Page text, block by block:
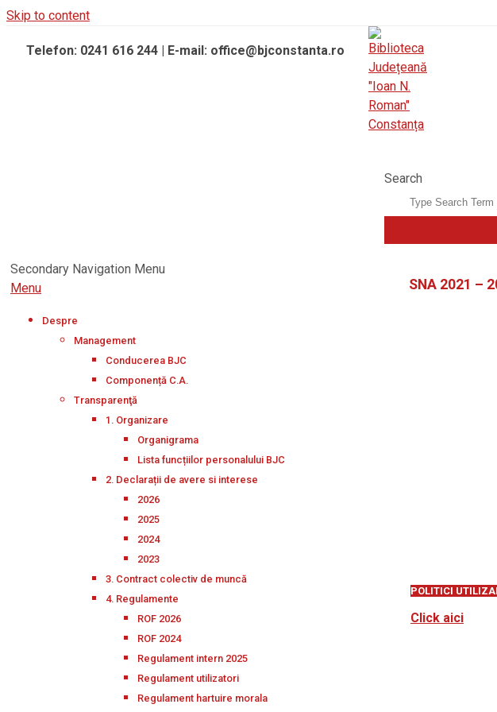
Skip to content
Telefon: 0241 616 244 | E-mail: office@bjconstanta.ro
BIBLIOTECA
Search
Secondary Navigation Menu
Menu
Despre
Management
Conducerea BJC
Componență C.A.
Transparenţă
1. Organizare
Organigrama
Lista funcțiilor personalului BJC
2. Declarații de avere si interese
2026
2025
2024
2023
3. Contract colectiv de muncă
4. Regulamente
ROF 2026
ROF 2024
Regulament intern 2025
Regulament utilizatori
Regulament hartuire morala
SNA 2021 –
POLITICI
Click aici